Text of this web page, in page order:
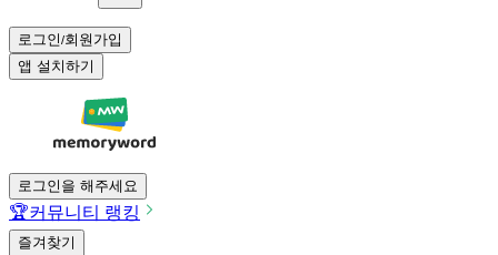
로그인/회원가입
앱 설치하기
로그인을 해주세요
🏆커뮤니티 랭킹
즐겨찾기